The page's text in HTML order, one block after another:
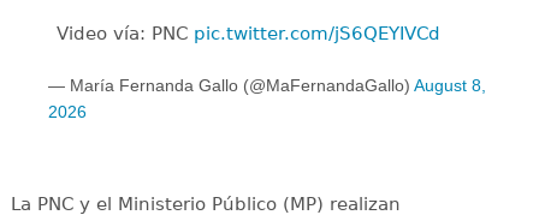
Video vía: PNC pic.twitter.com/jS6QEYIVCd
— María Fernanda Gallo (@MaFernandaGallo) August 8,
2026
La PNC y el Ministerio Público (MP) realizan